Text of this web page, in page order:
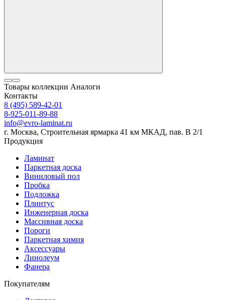
Товары коллекции Аналоги
Контакты
8 (495) 589-42-01
8-925-011-89-88
info@evro-laminat.ru
г. Москва, Строительная ярмарка 41 км МКАД, пав. В 2/1
Продукция
Ламинат
Паркетная доска
Виниловый пол
Пробка
Подложка
Плинтус
Инженерная доска
Массивная доска
Пороги
Паркетная химия
Аксессуары
Линолеум
Фанера
Покупателям